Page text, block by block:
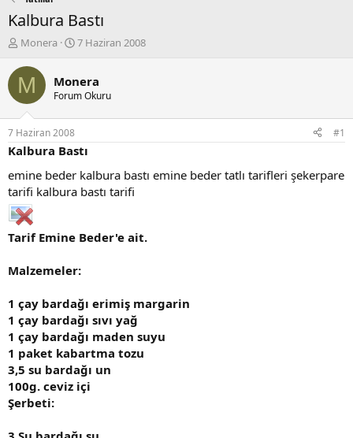
Kalbura Bastı
K
n
b
y
u
b
a
l
a
t
a
n
Monera
B
l
a
ı
ç
a
r
7 Haziran 2008
M Monera
Forum Okuru
7 Haziran 2008 #1
Kalbura Bastı
emine beder kalbura bastı emine beder tatlı tarifleri şekerpare
tarifi kalbura bastı tarifi
Tarif Emine Beder'e ait.
Malzemeler:
1 çay bardağı erimiş margarin
1 çay bardağı sıvı yağ
1 çay bardağı maden suyu
1 paket kabartma tozu
3,5 su bardağı un
100g. ceviz içi
Şerbeti: